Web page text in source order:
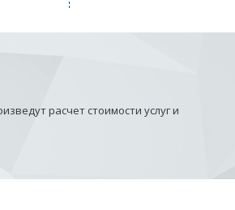
расчет стоимости услуг и